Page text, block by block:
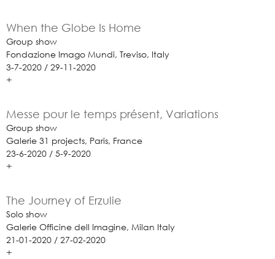
When the Globe Is Home
Group show
Fondazione Imago Mundi, Treviso, Italy
3-7-2020 / 29-11-2020
+
Messe pour le temps présent, Variations
Group show
Galerie 31 projects, Paris, France
23-6-2020 / 5-9-2020
+
The Journey of Erzulie
Solo show
Galerie Officine dell Imagine, Milan Italy
21-01-2020 / 27-02-2020
+